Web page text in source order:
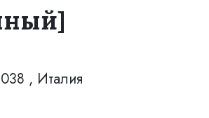
, Италия